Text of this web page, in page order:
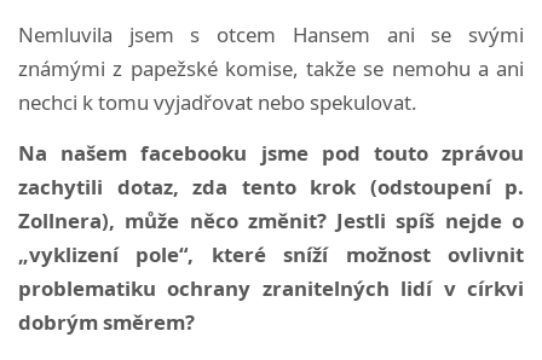
Nemluvila jsem s otcem Hansem ani se svými
známými z papežské komise, takže se nemohu a ani
nechci k tomu vyjadřovat nebo spekulovat.
Na našem facebooku jsme pod touto zprávou
zachytili dotaz, zda tento krok (odstoupení p.
Zollnera), může něco změnit? Jestli spíš nejde o
„vyklizení pole“, které sníží možnost ovlivnit
problematiku ochrany zranitelných lidí v církvi
dobrým směrem?